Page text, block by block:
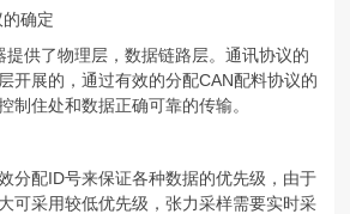
确定
提供了物理层，数据链路层。通讯协议的
开展的，通过有效的分配CAN配料协议的
制住处和数据正确可靠的传输。
分配ID号来保证各种数据的优先级，由于
可采用较低优先级，张力采样需要实时采